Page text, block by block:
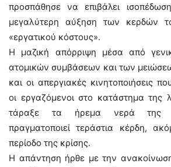
προσπάθησε να επιβάλει
μεγαλύτερη αύξηση των κερδών
«εργατικού κόστους».
Η μαζική απόρριψη μέσα από
ατομικών συμβάσεων και των
και οι απεργιακές κινητοποιήσεις
οι εργαζόμενοι στο κατάστημα της
τάραξε τα ήρεμα νερά της
πραγματοποιεί τεράστια κέρδη,
περίοδο της κρίσης.
Η απάντηση ήρθε με την